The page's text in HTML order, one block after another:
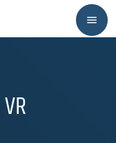
menu